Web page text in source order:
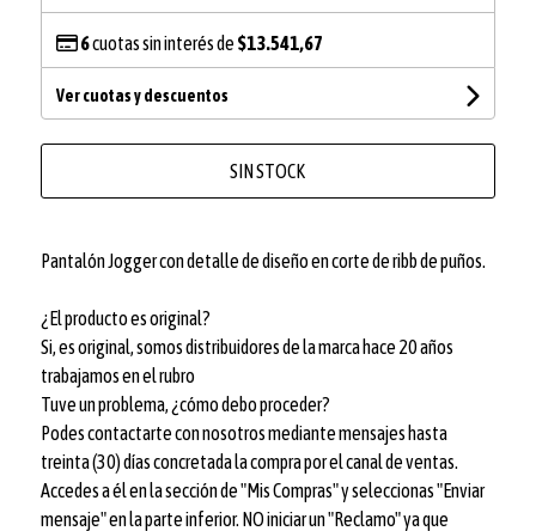
6cuotas sin interés de $13.541,67
Ver cuotas y descuentos
SIN STOCK
Pantalón Jogger con detalle de diseño en corte de ribb de puños.
¿El producto es original?
Si, es original, somos distribuidores de la marca hace 20 años
trabajamos en el rubro
Tuve un problema, ¿cómo debo proceder?
Podes contactarte con nosotros mediante mensajes hasta
treinta (30) días concretada la compra por el canal de ventas.
Accedes a él en la sección de "Mis Compras" y seleccionas "Enviar
mensaje" en la parte inferior. NO iniciar un "Reclamo" ya que